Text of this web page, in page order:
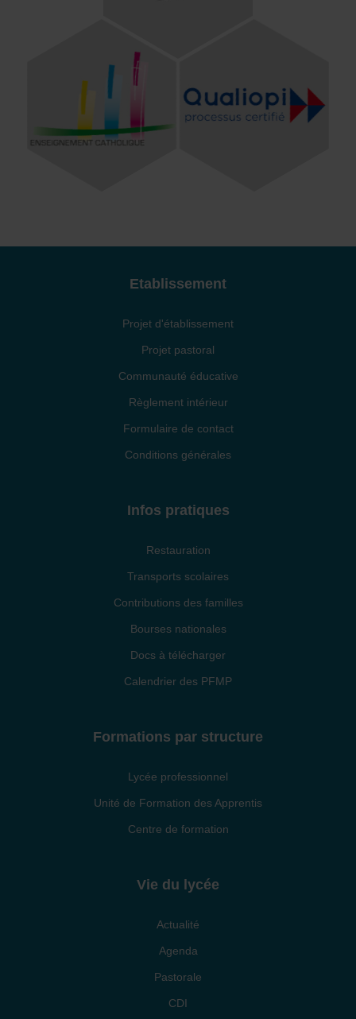
Etablissement
Projet d'établissement
Projet pastoral
Communauté éducative
Règlement intérieur
Formulaire de contact
Conditions générales
Infos pratiques
Restauration
Transports scolaires
Contributions des familles
Bourses nationales
Docs à télécharger
Calendrier des PFMP
Formations par structure
Lycée professionnel
Unité de Formation des Apprentis
Centre de formation
Vie du lycée
Actualité
Agenda
Pastorale
CDI